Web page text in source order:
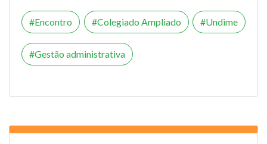
Encontro Colegiado Ampliado Undime
Gestão administrativa